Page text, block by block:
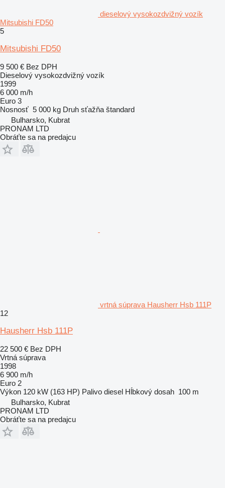
dieselový vysokozdvižný vozík
Mitsubishi FD50
5
Mitsubishi FD50
9 500 € Bez DPH
Dieselový vysokozdvižný vozík
1999
6 000 m/h
Euro 3
Nosnosť 5 000 kg Druh sťažňa štandard
Bulharsko, Kubrat
PRONAM LTD
Obráťte sa na predajcu
vrtná súprava Hausherr Hsb 111P
12
Hausherr Hsb 111P
22 500 € Bez DPH
Vrtná súprava
1998
6 900 m/h
Euro 2
Výkon 120 kW (163 HP) Palivo diesel Hĺbkový dosah 100 m
Bulharsko, Kubrat
PRONAM LTD
Obráťte sa na predajcu